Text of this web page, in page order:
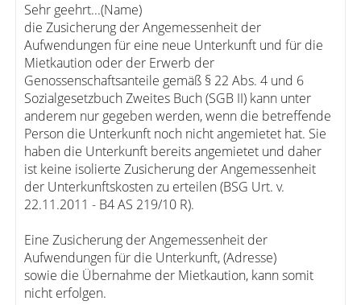
Sehr geehrt...(Name)
die Zusicherung der Angemessenheit der
Aufwendungen für eine neue Unterkunft und für die
Mietkaution oder der Erwerb der
Genossenschaftsanteile gemäß § 22 Abs. 4 und 6
Sozialgesetzbuch Zweites Buch (SGB II) kann unter
anderem nur gegeben werden, wenn die betreffende
Person die Unterkunft noch nicht angemietet hat. Sie
haben die Unterkunft bereits angemietet und daher
ist keine isolierte Zusicherung der Angemessenheit
der Unterkunftskosten zu erteilen (BSG Urt. v.
22.11.2011 - B4 AS 219/10 R).
Eine Zusicherung der Angemessenheit der
Aufwendungen für die Unterkunft, (Adresse)
sowie die Übernahme der Mietkaution, kann somit
nicht erfolgen.